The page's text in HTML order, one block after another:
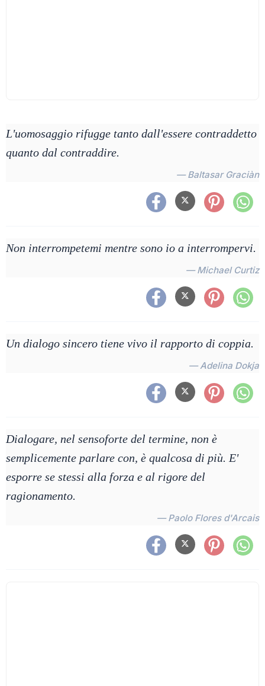
L'uomosaggio rifugge tanto dall'essere contraddetto
quanto dal contraddire.
— Baltasar Graciàn
Non interrompetemi mentre sono io a interrompervi.
— Michael Curtiz
Un dialogo sincero tiene vivo il rapporto di coppia.
— Adelina Dokja
Dialogare, nel sensoforte del termine, non è
semplicemente parlare con, è qualcosa di più. E'
esporre se stessi alla forza e al rigore del
ragionamento.
— Paolo Flores d'Arcais